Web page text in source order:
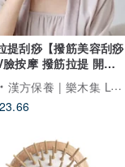
提刮痧【撥筋美容刮痧
臉按摩 撥筋拉提 開穴
漢方保養 | 樂木集 LOMOJI